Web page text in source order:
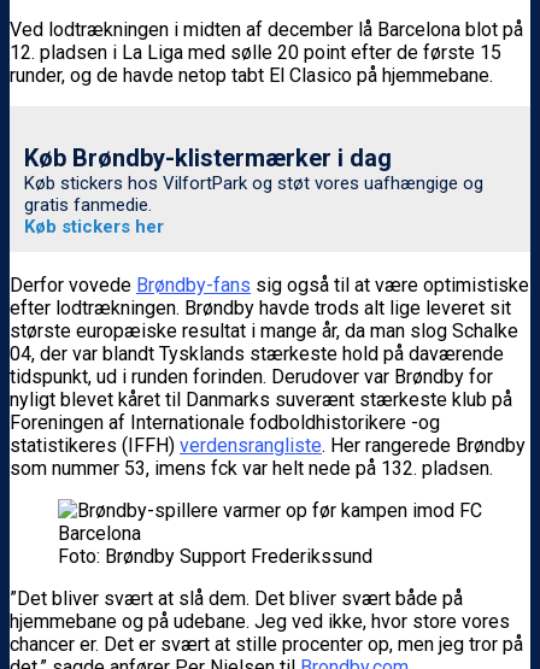
Ved lodtrækningen i midten af december lå Barcelona blot på
12. pladsen i La Liga med sølle 20 point efter de første 15
runder, og de havde netop tabt El Clasico på hjemmebane.
Køb Brøndby-klistermærker i dag
Køb stickers hos VilfortPark og støt vores uafhængige og
gratis fanmedie.
Køb stickers her
Derfor vovede Brøndby-fans sig også til at være optimistiske
efter lodtrækningen. Brøndby havde trods alt lige leveret sit
største europæiske resultat i mange år, da man slog Schalke
04, der var blandt Tysklands stærkeste hold på daværende
tidspunkt, ud i runden forinden. Derudover var Brøndby for
nyligt blevet kåret til Danmarks suverænt stærkeste klub på
Foreningen af Internationale fodboldhistorikere -og
statistikeres (IFFH) verdensrangliste. Her rangerede Brøndby
som nummer 53, imens fck var helt nede på 132. pladsen.
Foto: Brøndby Support Frederikssund
”Det bliver svært at slå dem. Det bliver svært både på
hjemmebane og på udebane. Jeg ved ikke, hvor store vores
chancer er. Det er svært at stille procenter op, men jeg tror på